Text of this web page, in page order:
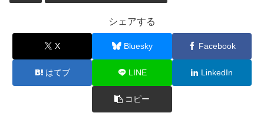
シェアする
X Bluesky Facebook
はてブ LINE LinkedIn
コピー